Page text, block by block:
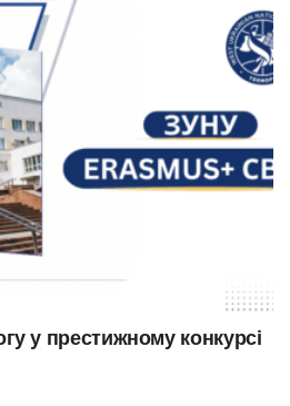
у престижному конкурсі